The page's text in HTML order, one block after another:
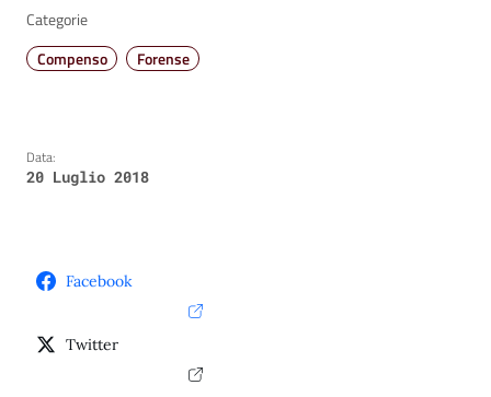
Categorie
Compenso
Forense
Data:
20 Luglio 2018
Facebook
Twitter